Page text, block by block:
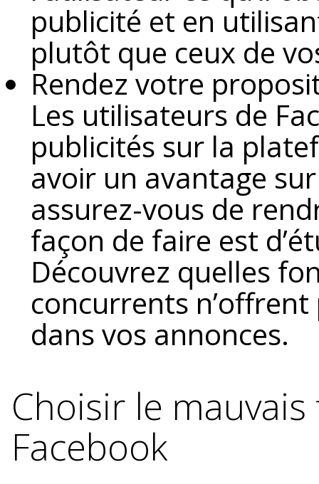
publicité et en
plutôt que ceux de
Rendez votre
Les utilisateurs de
publicités sur la
avoir un avantage
assurez-vous de
façon de faire est
Découvrez quelles
concurrents
dans vos annonces.
Choisir le
Facebook